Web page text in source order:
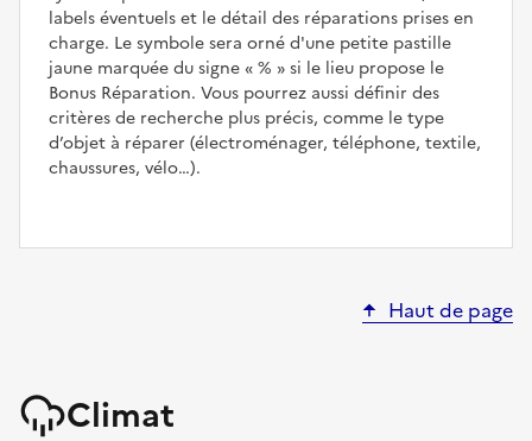
labels éventuels et le détail des réparations prises en
charge. Le symbole sera orné d'une petite pastille
jaune marquée du signe
%
si le lieu propose le
Bonus Réparation. Vous pourrez aussi définir des
critères de recherche plus précis, comme le type
d’objet à réparer (électroménager, téléphone, textile,
chaussures, vélo…).
Haut de page
Climat